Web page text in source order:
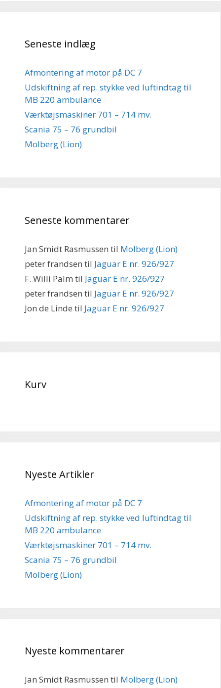
Seneste indlæg
Afmontering af motor på DC 7
Udskiftning af rep. stykke ved luftindtag til
MB 220 ambulance
Værktøjsmaskiner 701 – 714 mv.
Scania 75 – 76 grundbil
Molberg (Lion)
Seneste kommentarer
Jan Smidt Rasmussen til Molberg (Lion)
peter frandsen til Jaguar E nr. 926/927
F. Willi Palm til Jaguar E nr. 926/927
peter frandsen til Jaguar E nr. 926/927
Jon de Linde til Jaguar E nr. 926/927
Kurv
Nyeste Artikler
Afmontering af motor på DC 7
Udskiftning af rep. stykke ved luftindtag til
MB 220 ambulance
Værktøjsmaskiner 701 – 714 mv.
Scania 75 – 76 grundbil
Molberg (Lion)
Nyeste kommentarer
Jan Smidt Rasmussen til Molberg (Lion)